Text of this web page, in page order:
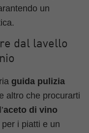
un
dal lavello
guida pulizia
altro che procurarti
aceto di vino
i piatti e un